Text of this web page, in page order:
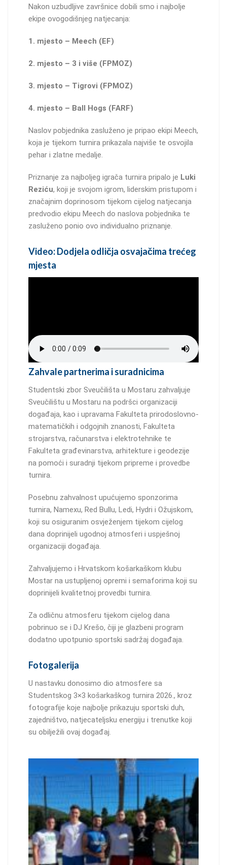
Nakon uzbudljive završnice dobili smo i najbolje
ekipe ovogodišnjeg natjecanja:
1. mjesto – Meech (EF)
2. mjesto – 3 i više (FPMOZ)
3. mjesto – Tigrovi (FPMOZ)
4. mjesto – Ball Hogs (FARF)
Naslov pobjednika zasluženo je pripao ekipi Meech,
koja je tijekom turnira prikazala najviše te osvojila
pehar i zlatne medalje.
Priznanje za najboljeg igrača turnira pripalo je Luki
Reziću, koji je svojom igrom, liderskim pristupom i
značajnim doprinosom tijekom cijelog natjecanja
predvodio ekipu Meech do naslova pobjednika te
zasluženo ponio ovo individualno priznanje.
Video: Dodjela odličja osvajačima trećeg
mjesta
Zahvale partnerima i suradnicima
Studentski zbor Sveučilišta u Mostaru zahvaljuje
Sveučilištu u Mostaru na podršci organizaciji
događaja, kao i upravama Fakulteta prirodoslovno-
matematičkih i odgojnih znanosti, Fakulteta
strojarstva, računarstva i elektrotehnike te
Fakulteta građevinarstva, arhitekture i geodezije
na pomoći i suradnji tijekom pripreme i provedbe
turnira.
Posebnu zahvalnost upućujemo sponzorima
turnira, Namexu, Red Bullu, Ledi, Hydri i Ožujskom,
koji su osiguranim osvježenjem tijekom cijelog
dana doprinijeli ugodnoj atmosferi i uspješnoj
organizaciji događaja.
Zahvaljujemo i Hrvatskom košarkaškom klubu
Mostar na ustupljenoj opremi i semaforima koji su
doprinijeli kvalitetnoj provedbi turnira.
Za odličnu atmosferu tijekom cijelog dana
pobrinuo se i DJ Krešo, čiji je glazbeni program
dodatno upotpunio sportski sadržaj događaja.
Fotogalerija
U nastavku donosimo dio atmosfere sa
Studentskog 3×3 košarkaškog turnira 2026., kroz
fotografije koje najbolje prikazuju sportski duh,
zajedništvo, natjecateljsku energiju i trenutke koji
su obilježili ovaj događaj.